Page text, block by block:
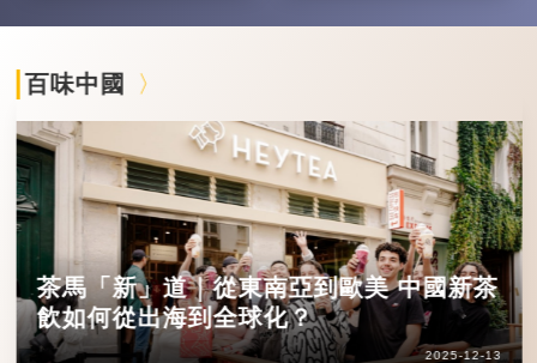
百味中國
茶馬「新」道｜從東南亞到歐美 中國新茶
飲如何從出海到全球化？
2025-12-13